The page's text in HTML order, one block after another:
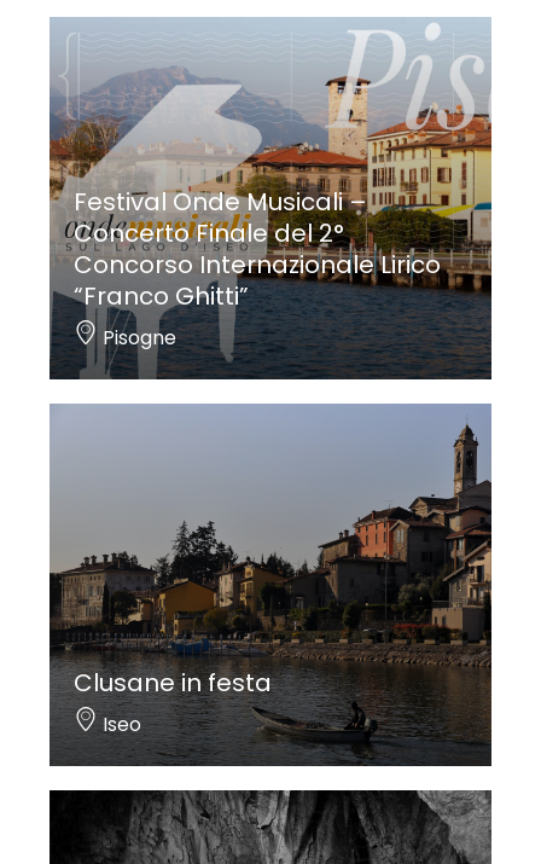
Festival Onde Musicali –
Concerto Finale del 2°
Concorso Internazionale Lirico
“Franco Ghitti”
Pisogne
Clusane in festa
Iseo